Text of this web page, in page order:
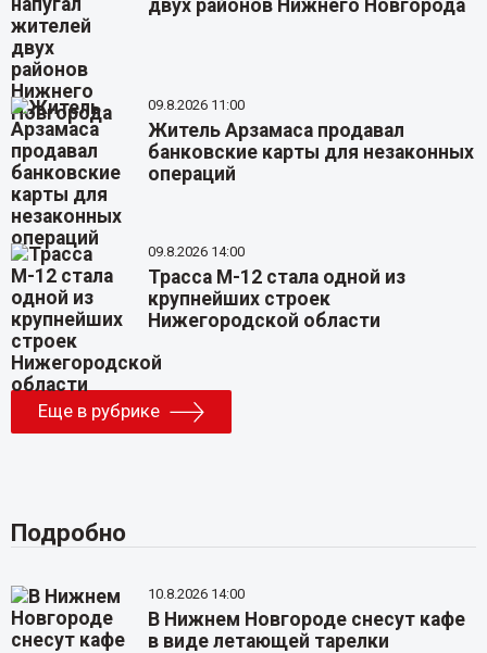
двух районов Нижнего Новгорода
09.8.2026 11:00
Житель Арзамаса продавал
банковские карты для незаконных
операций
09.8.2026 14:00
Трасса М-12 стала одной из
крупнейших строек
Нижегородской области
Еще в рубрике
Подробно
10.8.2026 14:00
В Нижнем Новгороде снесут кафе
в виде летающей тарелки